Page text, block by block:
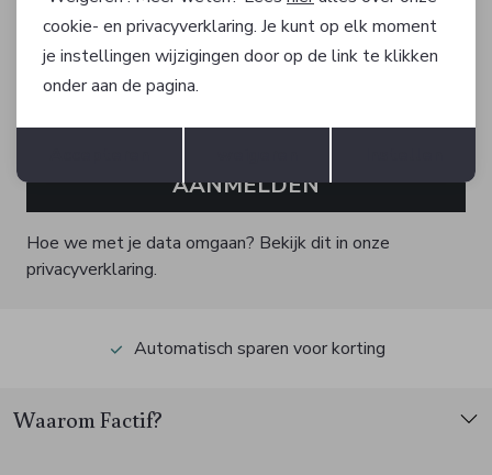
Altijd als eerste op de hoogte zijn?
Schrijf je in voor onze nieuwsbrief en ontvang dan ook
gelijk €5,- korting!
AANMELDEN
Hoe we met je data omgaan? Bekijk dit in onze
privacyverklaring.
Automatisch sparen voor korting
Waarom Factif?
Terug Opslaan
cookie- en privacyverklaring. Je kunt op elk moment
je instellingen wijzigingen door op de link te klikken
onder aan de pagina.